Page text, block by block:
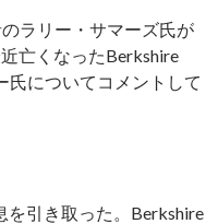
ラリー・サマーズ氏が
亡くなったBerkshire
氏についてコメントして
を引き取った。Berkshire